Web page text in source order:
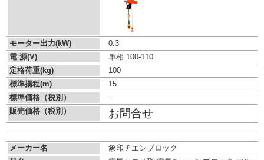
モーター出力(kW)
0.3
電 源(V)
単相 100-110
定格荷重(kg)
100
標準揚程(m)
15
標準価格（税別）
-
販売価格（税別）
お問合せ
メーカー名
象印チエンブロック